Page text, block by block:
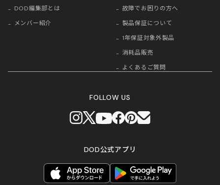
DOD編集部とは
メンバー紹介
故障でお困りの方へ
製品保証について
1年保証対象外製品
消耗品販売
よくあるご質問
FOLLOW US
DOD公式アプリ